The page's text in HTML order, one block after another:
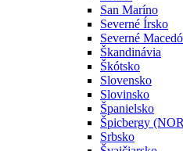
San Maríno
Severné Írsko
Severné
Škandinávia
Škótsko
Slovensko
Slovinsko
Španielsko
Špicbergy
Srbsko